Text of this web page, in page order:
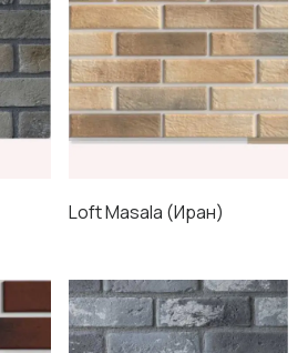
Loft Masala (Иран)